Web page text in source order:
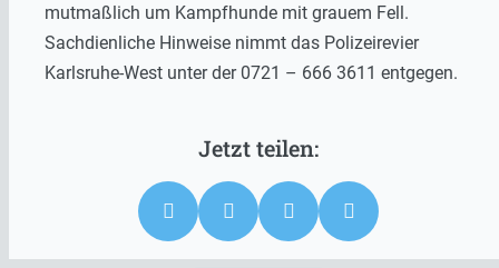
mutmaßlich um Kampfhunde mit grauem Fell.
Sachdienliche Hinweise nimmt das Polizeirevier
Karlsruhe-West unter der 0721 – 666 3611 entgegen.